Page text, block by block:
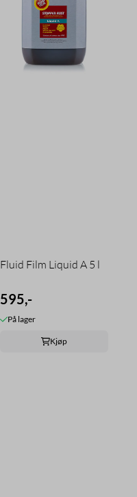
Fluid Film Liquid A 5 l
595,-
På lager
Kjøp